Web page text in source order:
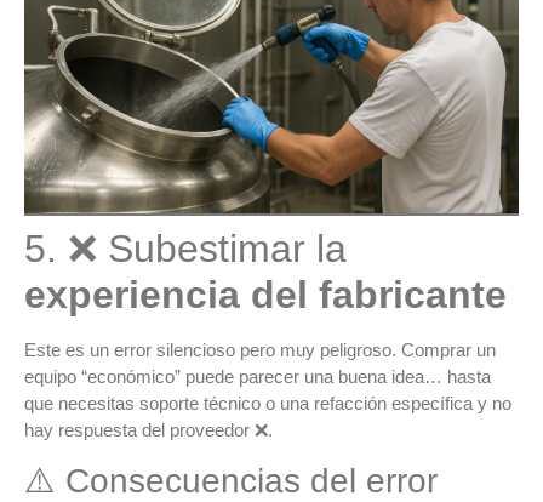
5. ❌ Subestimar la
experiencia del fabricante
Este es un error silencioso pero muy peligroso. Comprar un
equipo “económico” puede parecer una buena idea… hasta
que necesitas soporte técnico o una refacción específica y no
hay respuesta del proveedor ❌.
⚠️ Consecuencias del error